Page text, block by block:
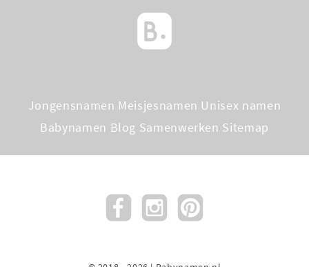
Jongensnamen Meisjesnamen Unisex namen
Babynamen Blog Samenwerken Sitemap